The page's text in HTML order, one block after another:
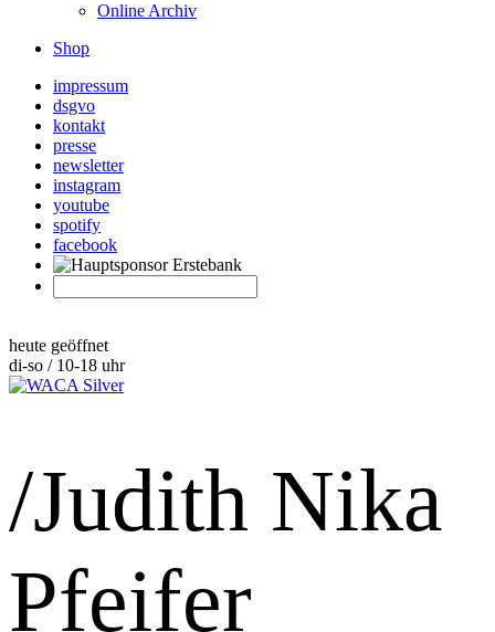
Online Archiv
Shop
impressum
dsgvo
kontakt
presse
newsletter
instagram
youtube
spotify
facebook
heute geöffnet
di-so / 10-18 uhr
/Judith Nika
Pfeifer